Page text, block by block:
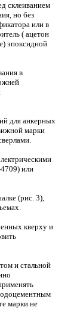
склеиванием
но без
или в
( ацетон
эпоксидной
в
для анкерных
марки
или
(рис. 3),
кверху и
и стальной
марки не